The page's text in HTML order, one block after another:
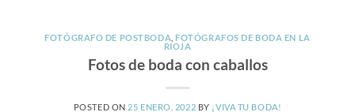
FOTÓGRAFO DE POSTBODA ,FOTÓGRAFOS DE BODA EN LA
RIOJA
Fotos de boda con caballos
POSTED ON 25 ENERO, 2022 BY ¡VIVA TU BODA!